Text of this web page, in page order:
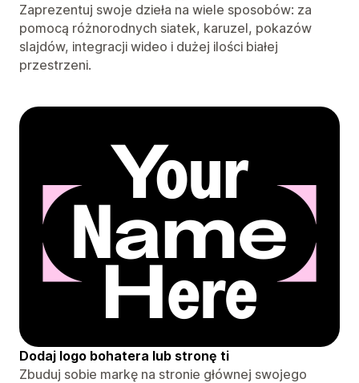
Zaprezentuj swoje dzieła na wiele sposobów: za
pomocą różnorodnych siatek, karuzel, pokazów
slajdów, integracji wideo i dużej ilości białej
przestrzeni.
Dodaj logo bohatera lub stronę ti
Zbuduj sobie markę na stronie głównej swojego